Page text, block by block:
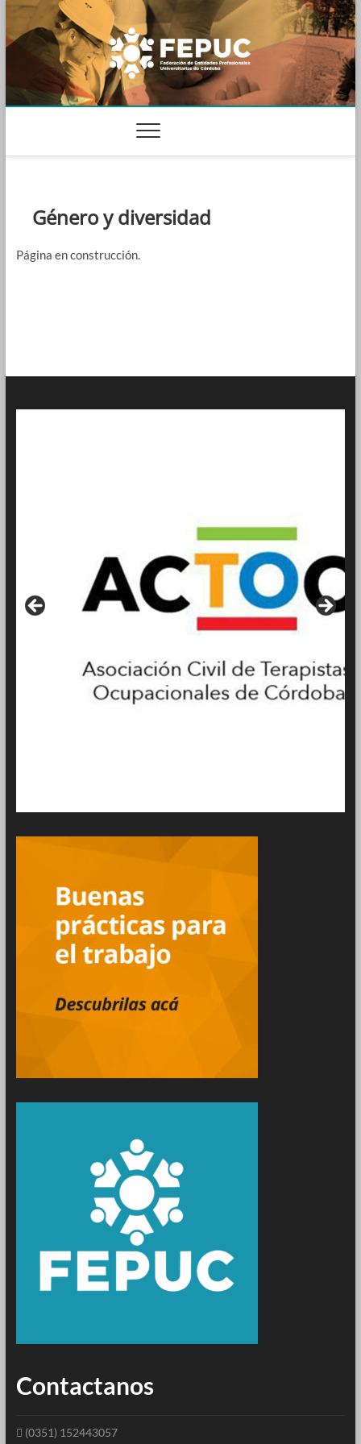
Skip
content
FEDERACIÓN DE ENTIDADES
UNIVERSITARIAS DE CÓRDOBA
Género y diversidad
Página en construcción.
Contactanos
(0351) 152443057